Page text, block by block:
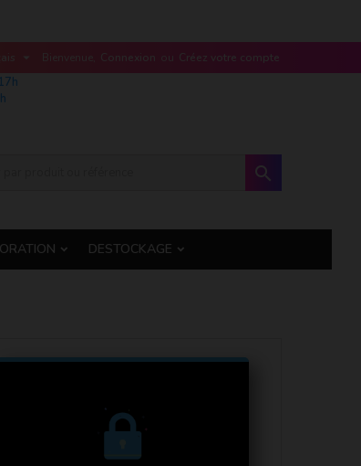
Bienvenue, Connexion ou Créez votre compte

DESTOCKAGE